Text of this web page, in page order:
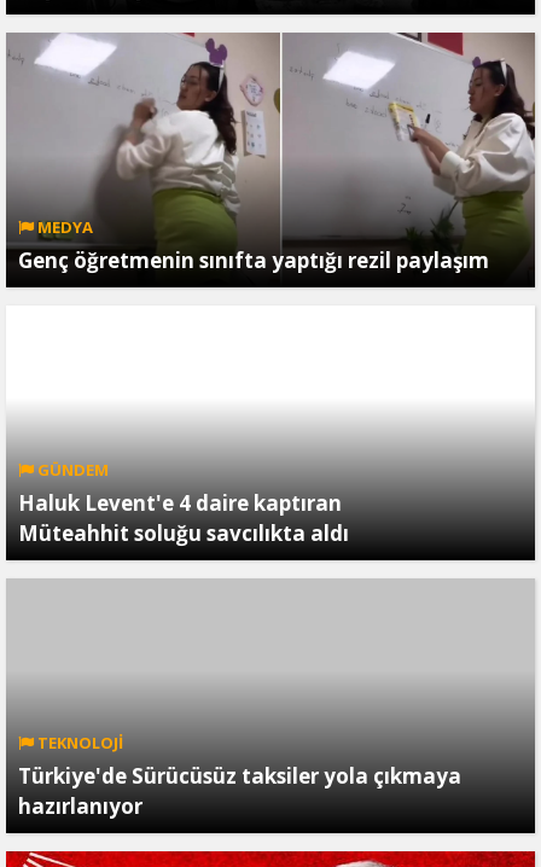
MEDYA
Genç öğretmenin sınıfta yaptığı rezil paylaşım
GÜNDEM
Haluk Levent'e 4 daire kaptıran
Müteahhit soluğu savcılıkta aldı
TEKNOLOJİ
Türkiye'de Sürücüsüz taksiler yola çıkmaya
hazırlanıyor